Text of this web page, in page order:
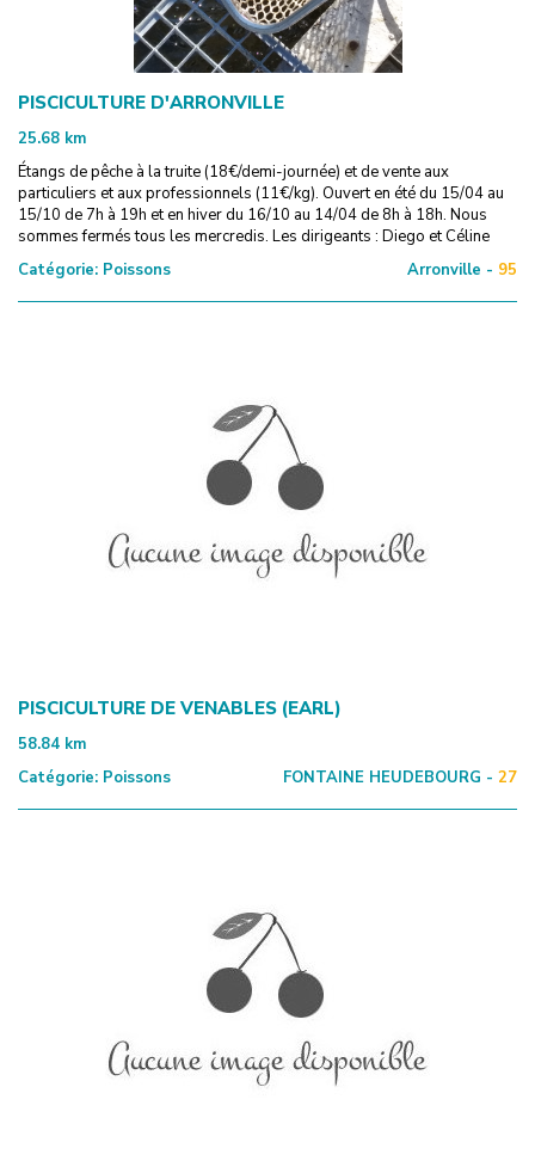
PISCICULTURE D'ARRONVILLE
25.68 km
Étangs de pêche à la truite (18€/demi-journée) et de vente aux
particuliers et aux professionnels (11€/kg). Ouvert en été du 15/04 au
15/10 de 7h à 19h et en hiver du 16/10 au 14/04 de 8h à 18h. Nous
sommes fermés tous les mercredis. Les dirigeants : Diego et Céline
Catégorie: Poissons Arronville - 95
PISCICULTURE DE VENABLES (EARL)
58.84 km
Catégorie: Poissons FONTAINE HEUDEBOURG - 27